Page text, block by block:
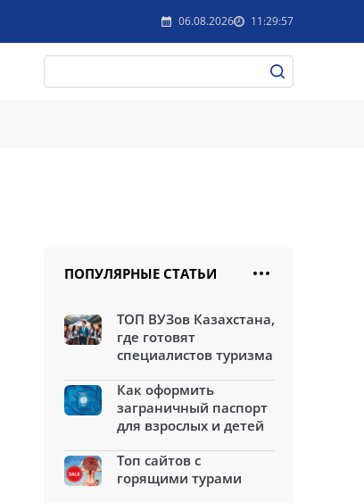
06.08.2026 11:29:57
ПОПУЛЯРНЫЕ СТАТЬИ
ТОП ВУЗов Казахстана,
где готовят
специалистов туризма
Как оформить
заграничный паспорт
для взрослых и детей
Топ сайтов с
горящими турами